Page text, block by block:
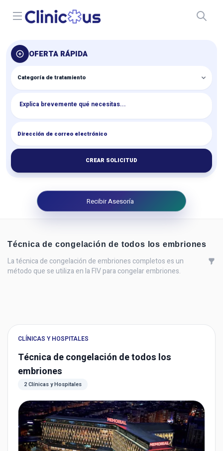
Open menu
OFERTA RÁPIDA
CREAR SOLICITUD
Recibir Asesoría
Técnica de congelación de todos los embriones
La técnica de congelación de embriones completos es un
método que se utiliza en la FIV para congelar embriones.
CLÍNICAS Y HOSPITALES
Técnica de congelación de todos los
embriones
2 Clínicas y Hospitales